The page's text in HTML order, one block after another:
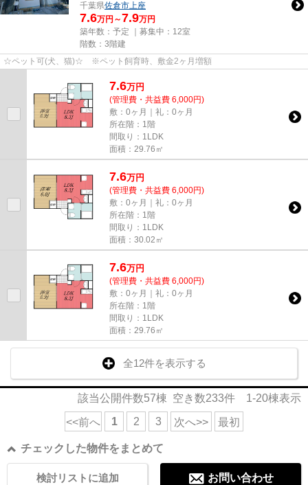
千葉県佐倉市上座
7.6万円～7.9万円
築年数：予定 ｜募集中： 12室
階数：3階建
☆ペット可(犬、猫)☆ ※ペット飼育時、敷金2ヶ月増額
7.6万円
(管理費・共益費 6,000円)
敷：0ヶ月｜礼：0ヶ月
所在階：1階
間取り：1LDK
面積：29.76㎡
7.6万円
(管理費・共益費 6,000円)
敷：0ヶ月｜礼：0ヶ月
所在階：1階
間取り：1LDK
面積：30.02㎡
7.6万円
(管理費・共益費 6,000円)
敷：0ヶ月｜礼：0ヶ月
所在階：1階
間取り：1LDK
面積：29.76㎡
全12件を表示する
該当公開件数57棟 空き数233件 1-20棟表示
<<前へ 1 2 3 次へ>> 最初
チェックした物件をまとめて
お問い合わせ
検討リストに追加